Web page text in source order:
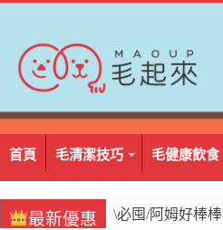
首頁 毛清潔技巧 毛健康飲食
最新優惠 \必囤/阿姆好棒棒